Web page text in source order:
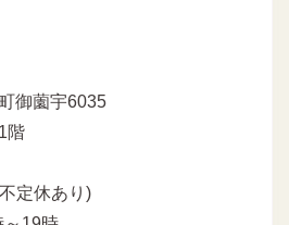
御薗宇6035
階
定休あり)